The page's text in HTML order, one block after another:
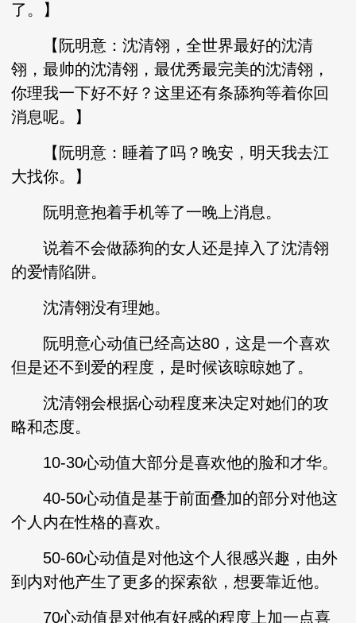
了。】
【阮明意：沈清翎，全世界最好的沈清
翎，最帅的沈清翎，最优秀最完美的沈清翎，
你理我一下好不好？这里还有条舔狗等着你回
消息呢。】
【阮明意：睡着了吗？晚安，明天我去江
大找你。】
阮明意抱着手机等了一晚上消息。
说着不会做舔狗的女人还是掉入了沈清翎
的爱情陷阱。
沈清翎没有理她。
阮明意心动值已经高达80，这是一个喜欢
但是还不到爱的程度，是时候该晾晾她了。
沈清翎会根据心动程度来决定对她们的攻
略和态度。
10-30心动值大部分是喜欢他的脸和才华。
40-50心动值是基于前面叠加的部分对他这
个人内在性格的喜欢。
50-60心动值是对他这个人很感兴趣，由外
到内对他产生了更多的探索欲，想要靠近他。
70心动值是对他有好感的程度上加一点喜